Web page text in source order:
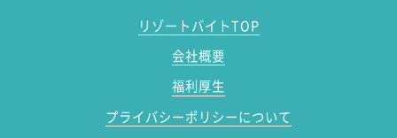
リゾートバイトTOP
会社概要
福利厚生
プライバシーポリシーについて